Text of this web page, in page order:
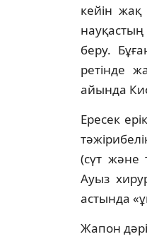
кейін жақ
беру.
ретінде
айында
Ересек
(сүт және
Ауыз
астында
Жапон